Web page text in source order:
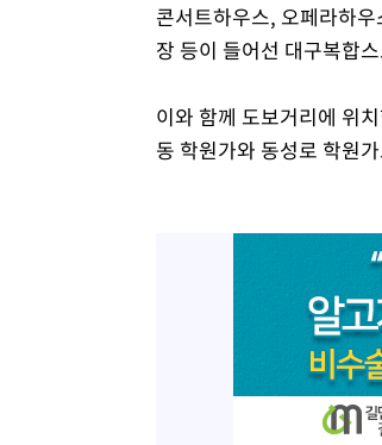
콘서트하우스, 오페라하
장 등이 들어선 대구복합
이와 함께 도보거리에 위
동 학원가와 동성로 학원